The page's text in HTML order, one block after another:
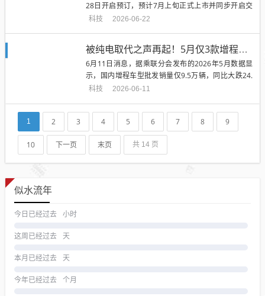
28日开启预订，预计7月上旬正式上市并同步开启交
付。自2025年9月...
科技 2026-06-22
被纯电取代之声再起！5月仅3款增程车型月销破五千：创近五年最大降幅
6月11日消息，据乘联分会发布的2026年5月数据显
示，国内增程车型批发销量仅9.5万辆，同比大跌24.
9%，创下近五年...
科技 2026-06-11
1 2 3 4 5 6 7 8 9
10 下一页 末页 共 14 页
似水流年
今日已经过去 小时
这周已经过去 天
本月已经过去 天
今年已经过去 个月